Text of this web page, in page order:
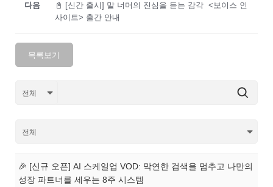
📓 [신간 출시] 말 너머의 진심을 듣는 감각 <보이스 인
사이트> 출간 안내
다음
목록보기
🎉 [신규 오픈] AI 스케일업 VOD: 막연한 검색을 멈추고 나만의
성장 파트너를 세우는 8주 시스템